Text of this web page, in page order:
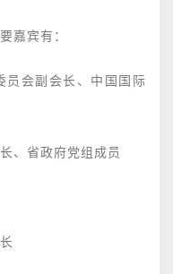
嘉宾有：
会副会长、中国国际
省政府党组成员